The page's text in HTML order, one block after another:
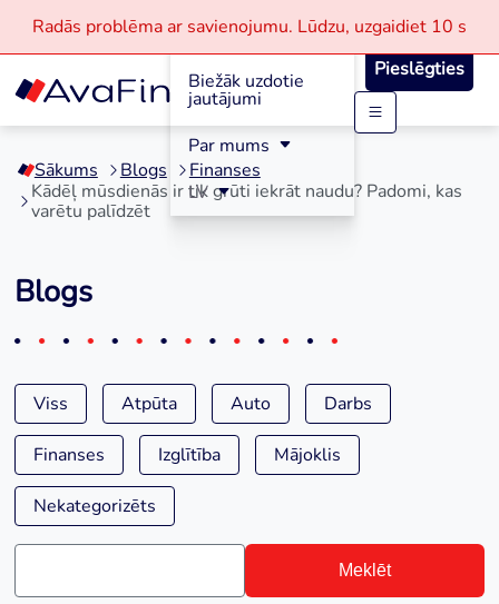
Skip
content
Radās problēma ar savienojumu. Lūdzu, uzgaidiet 10 s
Reģistrācija
Biežāk uzdotie
jautājumi
Par mums
LV
Pieslēgties
Sākums Blogs
Finanses
Kādēļ mūsdienās ir tik grūti iekrāt naudu? Padomi, kas
varētu palīdzēt
Blogs
Viss Atpūta Auto Darbs
Finanses Izglītība Mājoklis
Nekategorizēts
Meklēt